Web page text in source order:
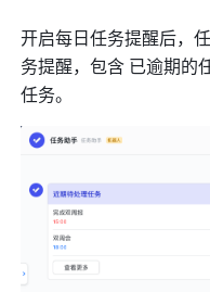
开启每日任务提醒后，
务提醒，包含 已逾期的
任务。